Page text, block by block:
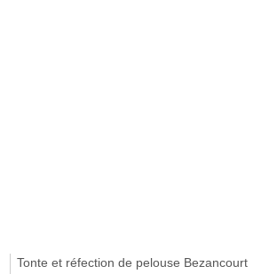
Tonte et réfection de pelouse Bezancourt